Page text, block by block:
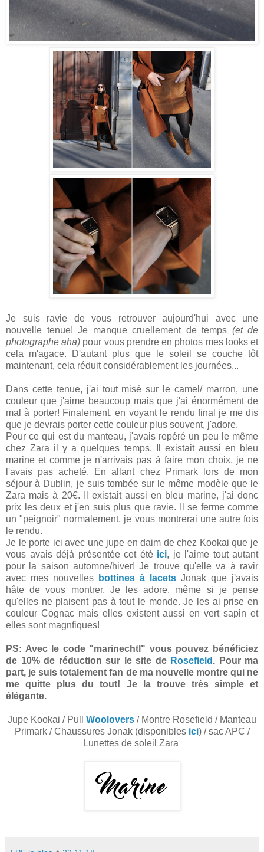
Je suis ravie de vous retrouver aujourd'hui avec une
nouvelle tenue! Je manque cruellement de temps (et de
photographe aha) pour vous prendre en photos mes looks et
cela m'agace. D'autant plus que le soleil se couche tôt
maintenant, cela réduit considérablement les journées...
Dans cette tenue, j'ai tout misé sur le camel/ marron, une
couleur que j'aime beaucoup mais que j'ai énormément de
mal à porter! Finalement, en voyant le rendu final je me dis
que je devrais porter cette couleur plus souvent, j'adore.
Pour ce qui est du manteau, j'avais repéré un peu le même
chez Zara il y a quelques temps. Il existait aussi en bleu
marine et comme je n'arrivais pas à faire mon choix, je ne
l'avais pas acheté. En allant chez Primark lors de mon
séjour à Dublin, je suis tombée sur le même modèle que le
Zara mais à 20€. Il existait aussi en bleu marine, j'ai donc
prix les deux et j'en suis plus que ravie. Il se ferme comme
un "peignoir" normalement, je vous montrerai une autre fois
le rendu.
Je le porte ici avec une jupe en daim de chez Kookai que je
vous avais déjà présentée cet été ici, je l'aime tout autant
pour la saison automne/hiver! Je trouve qu'elle va à ravir
avec mes nouvelles
bottines à lacets Jonak que j'avais
hâte de vous montrer. Je les adore, même si je pense
qu'elles ne plaisent pas à tout le monde. Je les ai prise en
couleur Cognac mais elles existent aussi en vert sapin et
elles sont magnfiques!
PS: Avec le code "marinechtl" vous pouvez bénéficiez
de 10% de réduction sur le site de Rosefield . Pour ma
part, je suis totalement fan de ma nouvelle montre qui ne
me quitte plus du tout! Je la trouve très simple et
élégante.
Jupe Kookai / Pull Woolovers / Montre Rosefield / Manteau
Primark / Chaussures Jonak (disponibles ici) / sac APC /
Lunettes de soleil Zara